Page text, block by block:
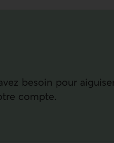
besoin pour
compte.